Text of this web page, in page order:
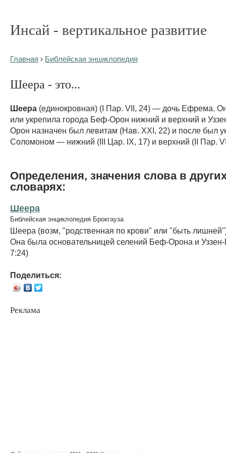
Инсай - вертикальное развитие
Главная › Библейская энциклопедия
Шеера - это...
Шеера (единокровная) (I Пар. VII, 24) — дочь Ефрема.
или укрепила города Беф-Орон нижний и верхний и
Орон назначен был левитам (Нав. XXI, 22) и после был
Соломоном — нижний (III Цар. IX, 17) и верхний (II Пар.
Определения, значения слова в
словарях:
Шеера
Библейская энциклопедия Брокгауза
Шеера (возм, "родственная по крови" или "быть
Она была основательницей селений Беф-Орона и
7:24)
Поделиться:
Реклама